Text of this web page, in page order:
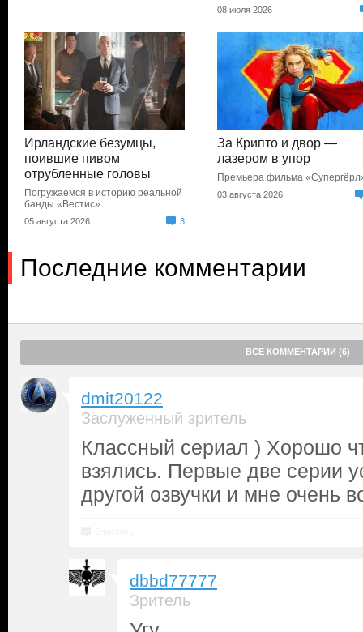
08 июля 2026
Ирландские безумцы,
поившие пивом
отрубленные головы
Погружаемся в историю реальной
банды «Вестис»
05 августа 2026 3
За Крипто и двор —
лазером в упор
Премьера фильма
03 августа 2026
Последние комментарии
ВСЕ КОММЕНТАРИИ (6)
dmit20122
Заслуженный зритель
Классный сериал ) Хорошо
взялись. Первые две серии
другой озвучки и мне очень
dbbd77777
Зритель